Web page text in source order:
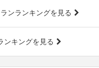
ンランキングを見る
ンキングを見る